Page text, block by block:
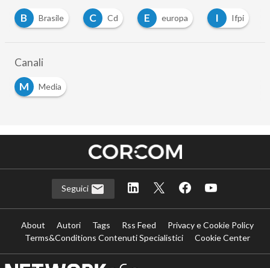
B Brasile C Cd E europa I Ifpi
Canali
M
Media
Seguici
About Autori Tags Rss Feed
Privacy e Cookie Policy
Terms&Conditions Contenuti Specialistici
Cookie Center